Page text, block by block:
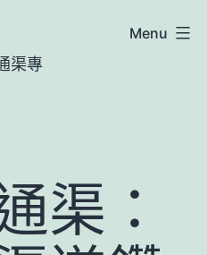
渠專
Menu
渠：